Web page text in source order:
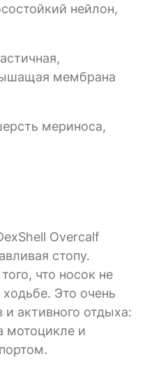
нейлон,
мембрана
мериноса,
Overcalf
стопу.
что носок не
ходьбе. Это очень
активного отдыха:
мотоцикле и